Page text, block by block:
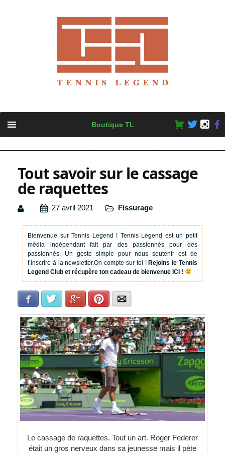
content
Boutique TL
Tout savoir sur le cassage
de raquettes
27 avril 2021 Fissurage
Bienvenue sur Tennis Legend ! Tennis Legend est un petit
média indépendant fait par des passionnés pour des
passionnés. Un geste simple pour nous soutenir est de
t’inscrire à la newsletter.On compte sur toi !Rejoins le Tennis
Legend Club et récupère ton cadeau de bienvenue ICI !
Facebook Twitter Google+Pinterest
Le cassage de raquettes. Tout un art. Roger Federer
était un gros nerveux dans sa jeunesse mais il pète